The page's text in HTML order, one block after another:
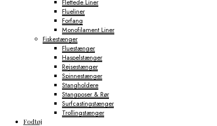
Flettede Liner
Flueliner
Forfang
Monofilament Liner
Fiskestænger
Fluestænger
Haspelstænger
Rejsestænger
Spinnestænger
Stangholdere
Stangposer & Rør
Surfcastingstænger
Trollingstænger
Fodtøj